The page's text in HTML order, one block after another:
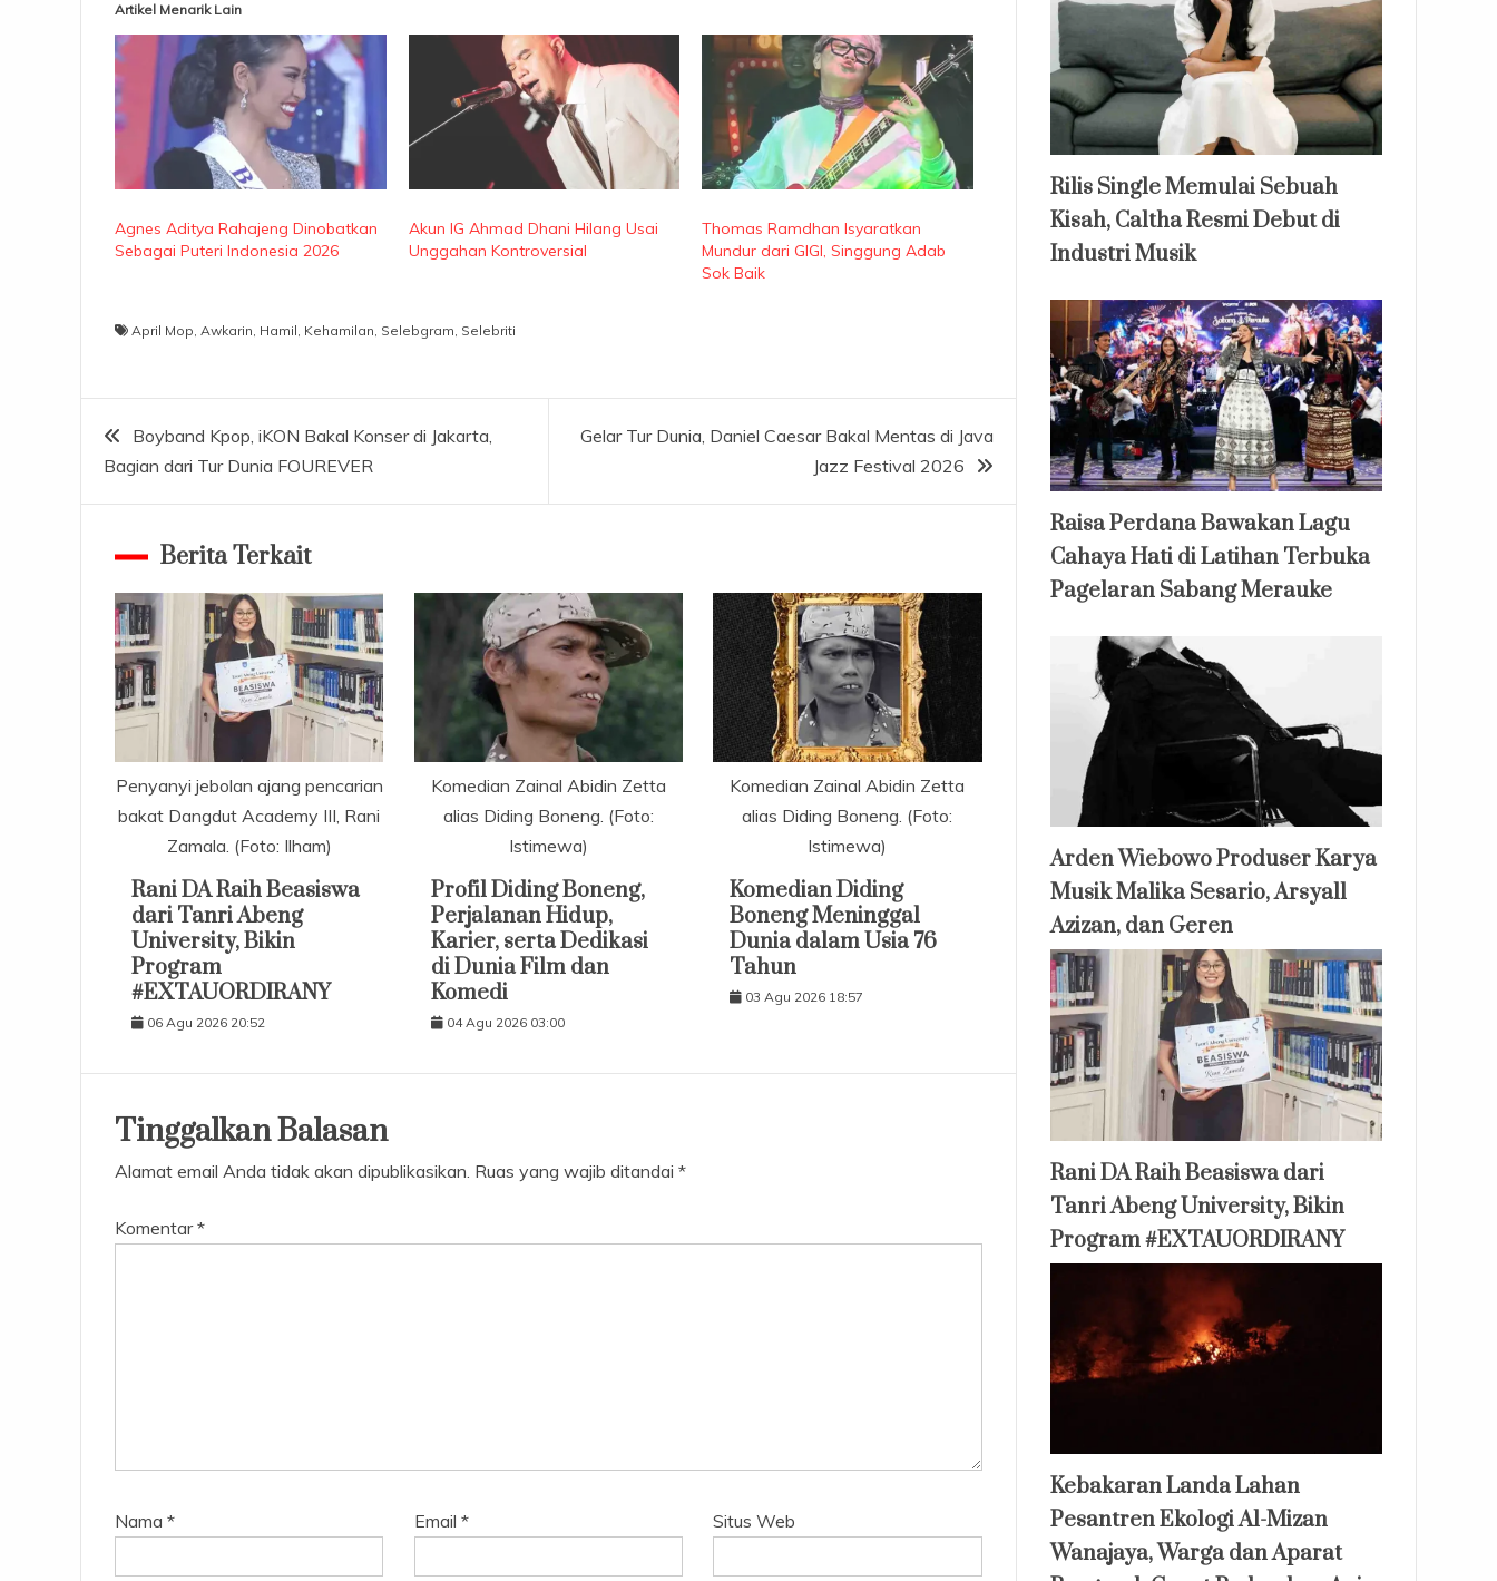
Artikel Menarik Lain
Agnes Aditya Rahajeng Dinobatkan
Sebagai Puteri Indonesia 2026
Akun IG Ahmad Dhani Hilang Usai
Unggahan Kontroversial
Thomas Ramdhan Isyaratkan
Mundur dari GIGI, Singgung Adab
Sok Baik
April Mop, Awkarin, Hamil, Kehamilan, Selebgram, Selebriti
Navigasi
pos
Boyband Kpop, iKON Bakal Konser di Jakarta,
Bagian dari Tur Dunia FOUREVER
Gelar Tur Dunia, Daniel Caesar Bakal Mentas di Java
Jazz Festival 2026
Berita Terkait
Penyanyi jebolan ajang pencarian
bakat Dangdut Academy III, Rani
Zamala. (Foto: Ilham)
Rani DA Raih Beasiswa
dari Tanri Abeng
University, Bikin
Program
#EXTAUORDIRANY
06 Agu 2026 20:52
Komedian Zainal Abidin Zetta
alias Diding Boneng. (Foto:
Istimewa)
Profil Diding Boneng,
Perjalanan Hidup,
Karier, serta Dedikasi
di Dunia Film dan
Komedi
04 Agu 2026 03:00
Komedian Zainal Abidin Zetta
alias Diding Boneng. (Foto:
Istimewa)
Komedian Diding
Boneng Meninggal
Dunia dalam Usia 76
Tahun
03 Agu 2026 18:57
Tinggalkan Balasan
Alamat email Anda tidak akan dipublikasikan. Ruas yang wajib ditandai *
Komentar*
Nama * Email * Situs Web
Rilis Single Memulai Sebuah
Kisah, Caltha Resmi Debut di
Industri Musik
Raisa Perdana Bawakan Lagu
Cahaya Hati di Latihan Terbuka
Pagelaran Sabang Merauke
Arden Wiebowo Produser Karya
Musik Malika Sesario, Arsyall
Azizan, dan Geren
Rani DA Raih Beasiswa dari
Tanri Abeng University, Bikin
Program #EXTAUORDIRANY
Kebakaran Landa Lahan
Pesantren Ekologi Al-Mizan
Wanajaya, Warga dan Aparat